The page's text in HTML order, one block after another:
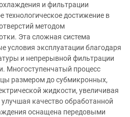
и фильтрации
технологическое достижение в
методом
Эта сложная система
условия эксплуатации благодаря
и непрерывной фильтрации
Многоступенчатый процесс
размером до субмикронных,
жидкости, увеличивая
качество обработанной
оснащена передовыми